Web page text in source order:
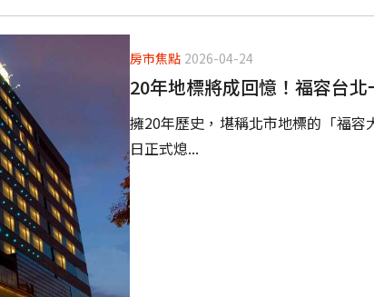
房市焦點 2026-04-24
20年地標將成回憶！福容台
擁20年歷史，堪稱北市地標的「福
日正式熄...